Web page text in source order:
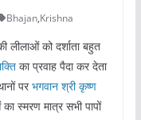
Bhajan,Krishna
लीलाओं को दर्शाता बहुत
का प्रवाह पैदा कर देता
परभगवान श्री कृष्ण
स्मरण मात्र सभी पापों